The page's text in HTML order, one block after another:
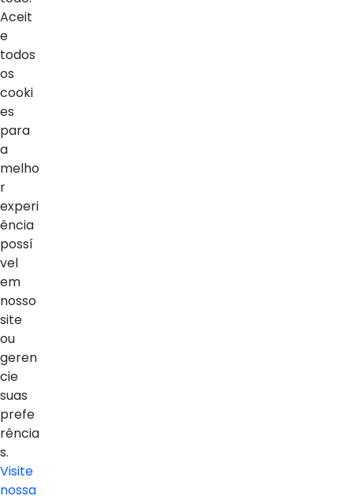
Aceit
e
todos
os
cooki
es
para
a
melho
r
experi
ência
possí
vel
em
nosso
site
ou
geren
cie
suas
prefe
rência
s.
Visite
nossa